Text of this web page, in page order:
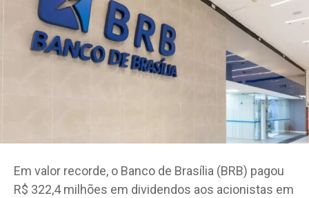
Em valor recorde, o Banco de Brasília (BRB) pagou
R$ 322,4 milhões em dividendos aos acionistas em